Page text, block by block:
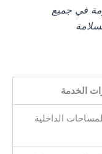
في جميع
الخدمة
الداخلية